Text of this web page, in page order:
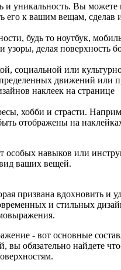
и уникальность. Вы можете
его к вашим вещам, сделав
будь то ноутбук,
делая поверхность
социальной или
движений или
наклеек на странице
хобби и страсти.
отображены на
особых навыков или
ваших вещей.
призвана вдохновить и
и стильных
- вот основные
обязательно найдете